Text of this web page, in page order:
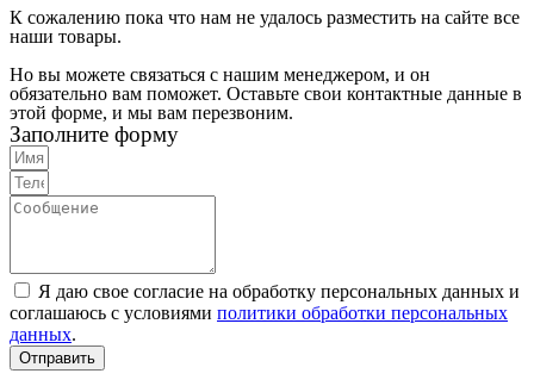
К сожалению пока что нам не удалось разместить на сайте все
наши товары.
Но вы можете связаться с нашим менеджером, и он
обязательно вам поможет. Оставьте свои контактные данные в
этой форме, и мы вам перезвоним.
Заполните форму
Я даю свое согласие на обработку персональных данных и
соглашаюсь с условиями политики обработки персональных
данных.
Отправить